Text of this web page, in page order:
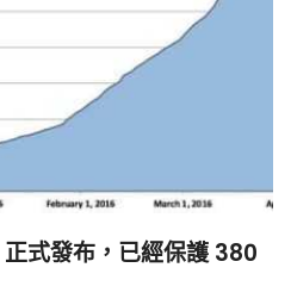
式發布，已經保護 380